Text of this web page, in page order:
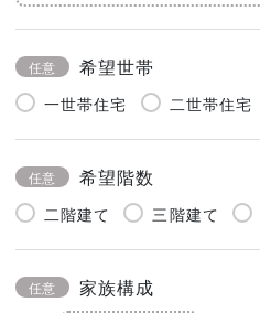
任意 希望世帯
一世帯住宅 二世帯住宅
任意 希望階数
二階建て 三階建て
任意 家族構成